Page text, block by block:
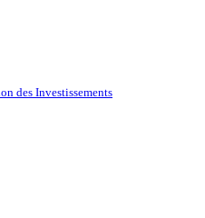
des Investissements